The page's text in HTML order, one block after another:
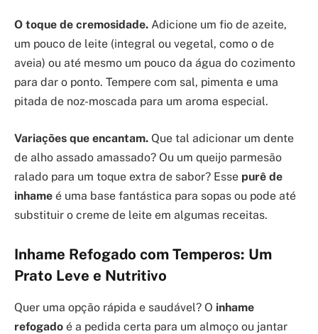
O toque de cremosidade. Adicione um fio de azeite,
um pouco de leite (integral ou vegetal, como o de
aveia) ou até mesmo um pouco da água do cozimento
para dar o ponto. Tempere com sal, pimenta e uma
pitada de noz-moscada para um aroma especial.
Variações que encantam. Que tal adicionar um dente
de alho assado amassado? Ou um queijo parmesão
ralado para um toque extra de sabor? Esse purê de
inhame é uma base fantástica para sopas ou pode até
substituir o creme de leite em algumas receitas.
Inhame Refogado com Temperos: Um
Prato Leve e Nutritivo
Quer uma opção rápida e saudável? O inhame
refogado é a pedida certa para um almoço ou jantar